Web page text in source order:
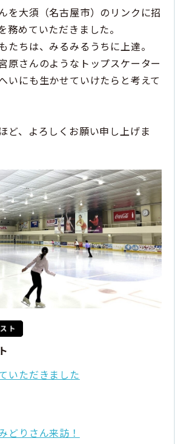
を大須（名古屋市）のリンクに招
務めていただきました。
たちは、みるみるうちに上達。
原さんのようなトップスケーター
いにも生かせていけたらと考えて
ど、よろしくお願い申し上げま
いただきました
どりさん来訪！